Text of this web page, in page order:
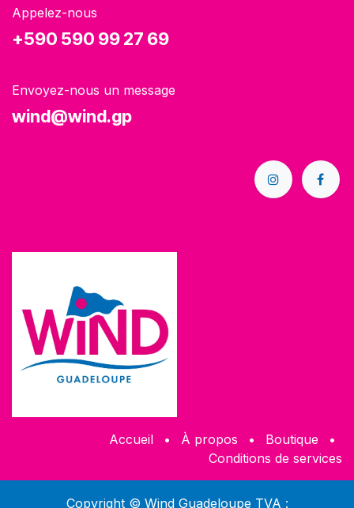
Appelez-nous
+590 590 99 27 69
Envoyez-nous un message
wind@wind.gp
Accueil • À propos • Boutique
•
Conditions de services
Copyright © Wind Guadeloupe TVA :